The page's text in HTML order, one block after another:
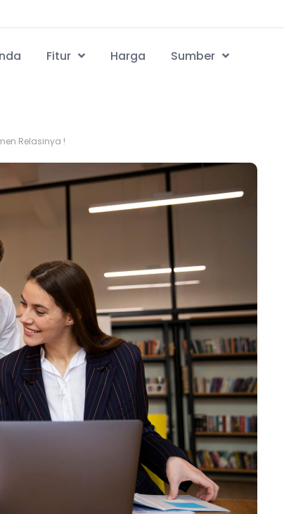
Fitur Harga Sumber
Relasinya !